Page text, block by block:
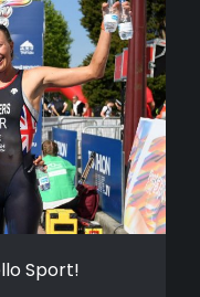
Sport!